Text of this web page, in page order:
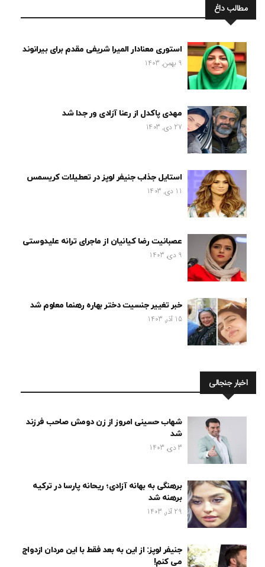
مطالب داغ
استوری معنادار المیرا شریفی مقدم برای بیرانوند
9 بهمن, 1403
مهدی پاکدل از رعنا آزادی ور جدا شد
27 دی, 1403
استایل جذاب جنیفر لوپز در تعطیلات کریسمس
11 دی, 1403
عصبانیت رضا کیانیان از ماجرای ترانه علیدوستی
9 دی, 1403
خبر تغییر جنسیت دختر بهاره رهنما معلوم شد
15 آذر, 1403
اخبار جنجالی
شهاب حسینی امروز از زن دومش صاحب فرزند
شد
3 دی, 1403
برهنگی به بهانه آزادی؛ ریحانه پارسا در ترکیه
برهنه شد
29 آذر, 1403
جنیفر لوپز: از این به بعد فقط با این مردان ازدواج
می کنم!